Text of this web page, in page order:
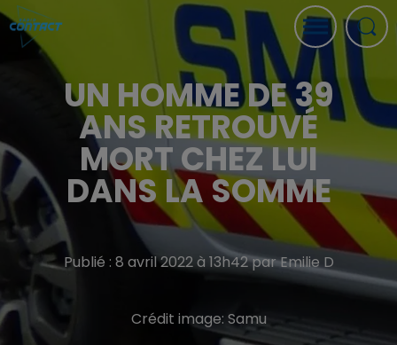
UN HOMME DE 39
ANS RETROUVÉ
MORT CHEZ LUI
DANS LA SOMME
Publié : 8 avril 2022 à 13h42 par Emilie D
Crédit image: Samu